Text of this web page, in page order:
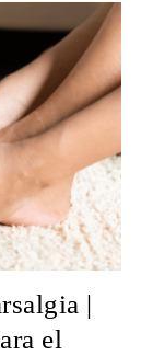
|
el